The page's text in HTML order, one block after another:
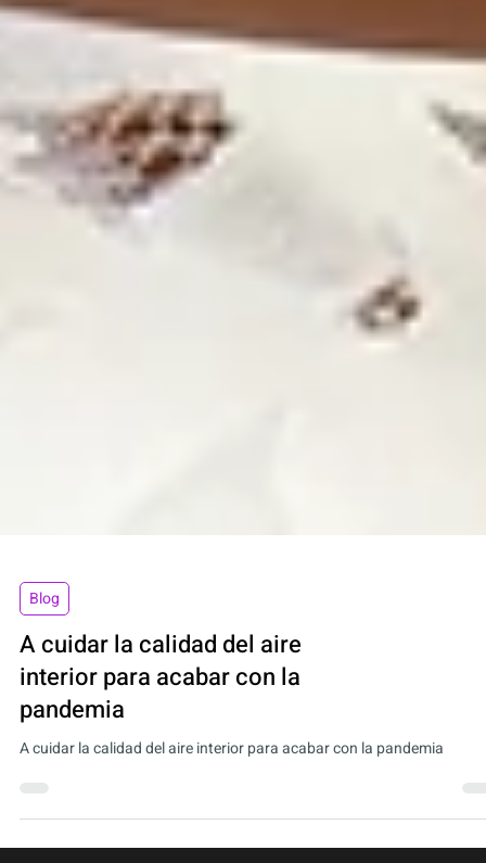
Blog
A cuidar la calidad del aire
interior para acabar con la
A cuidar la calidad del aire interior para acabar con la pandemia